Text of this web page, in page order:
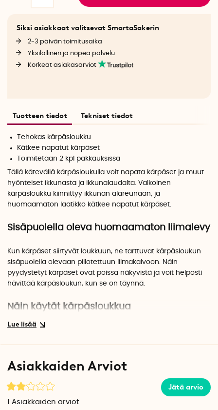
Siksi asiakkaat valitsevat SmartaSakerin
2-3 päivän toimitusaika
Yksilöllinen ja nopea palvelu
Korkeat asiakasarviot
Tuotteen tiedot Tekniset tiedot
Tehokas kärpäsloukku
Kätkee napatut kärpäset
Toimitetaan 2 kpl pakkauksissa
Tällä kätevällä kärpäsloukulla voit napata kärpäset ja muut
hyönteiset ikkunasta ja ikkunalaudalta. Valkoinen
kärpäsloukku kiinnittyy ikkunan alareunaan, ja
huomaamaton laatikko kätkee napatut kärpäset.
Sisäpuolella oleva huomaamaton liimalevy
Kun kärpäset siirtyvät loukkuun, ne tarttuvat kärpäsloukun
sisäpuolella olevaan piilotettuun liimakalvoon. Näin
pyydystetyt kärpäset ovat poissa näkyvistä ja voit helposti
hävittää kärpäsloukun, kun se on täynnä.
Näin käytät kärpäsloukkua
3. Kiinnitä kärpäsloukku ikkunaan mukana toimitetuilla
Kärpäsloukku toimitetaan 2 kpl
Asiakkaiden Arviot
Jätä arvio
Asiakkaiden arviot